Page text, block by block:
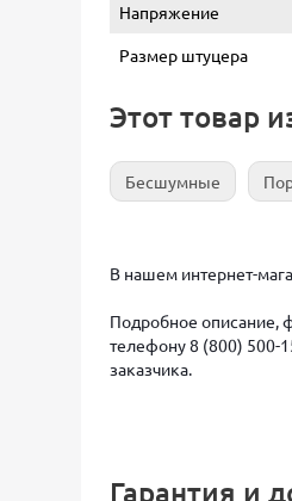
Напряжение
Размер штуцера
Этот товар
Бесшумные
В нашем интернет-
Подробное описание,
телефону 8 (800) 500-
заказчика.
Гарантия и